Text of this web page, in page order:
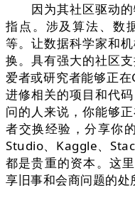
因为其社区驱动的
指点。涉及算法、数
等。让数据科学家和
换。具有强大的社区
爱者或研究者能够正
进修相关的项目和代
问的人来说，你能够
者交换经验，分享你
Studio、Kaggle、
都是贵重的资本。这
享旧事和会商问题的处